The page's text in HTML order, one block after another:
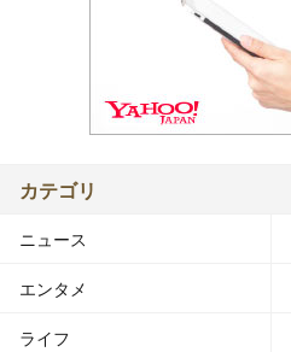
カテゴリ
ニュース
エンタメ
ライフ